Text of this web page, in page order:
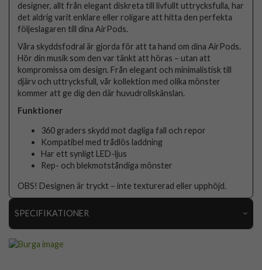
designer, allt från elegant diskreta till livfullt uttrycksfulla, har
det aldrig varit enklare eller roligare att hitta den perfekta
följeslagaren till dina AirPods.
Våra skyddsfodral är gjorda för att ta hand om dina AirPods.
Hör din musik som den var tänkt att höras – utan att
kompromissa om design. Från elegant och minimalistisk till
djärv och uttrycksfull, vår kollektion med olika mönster
kommer att ge dig den där huvudrollskänslan.
Funktioner
360 graders skydd mot dagliga fall och repor
Kompatibel med trådlös laddning
Har ett synligt LED-ljus
Rep- och blekmotståndiga mönster
OBS! Designen är tryckt – inte texturerad eller upphöjd.
SPECIFIKATIONER